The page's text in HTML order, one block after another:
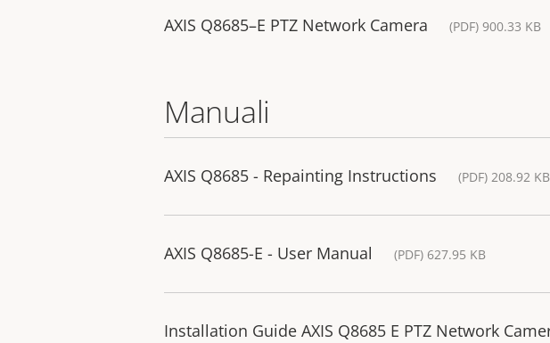
AXIS Q8685–E PTZ Network Camera (PDF) 900.33 KB
Manuali
AXIS Q8685 - Repainting Instructions (PDF) 208.92 KB
AXIS Q8685-E - User Manual (PDF) 627.95 KB
Installation Guide AXIS Q8685 E PTZ Network